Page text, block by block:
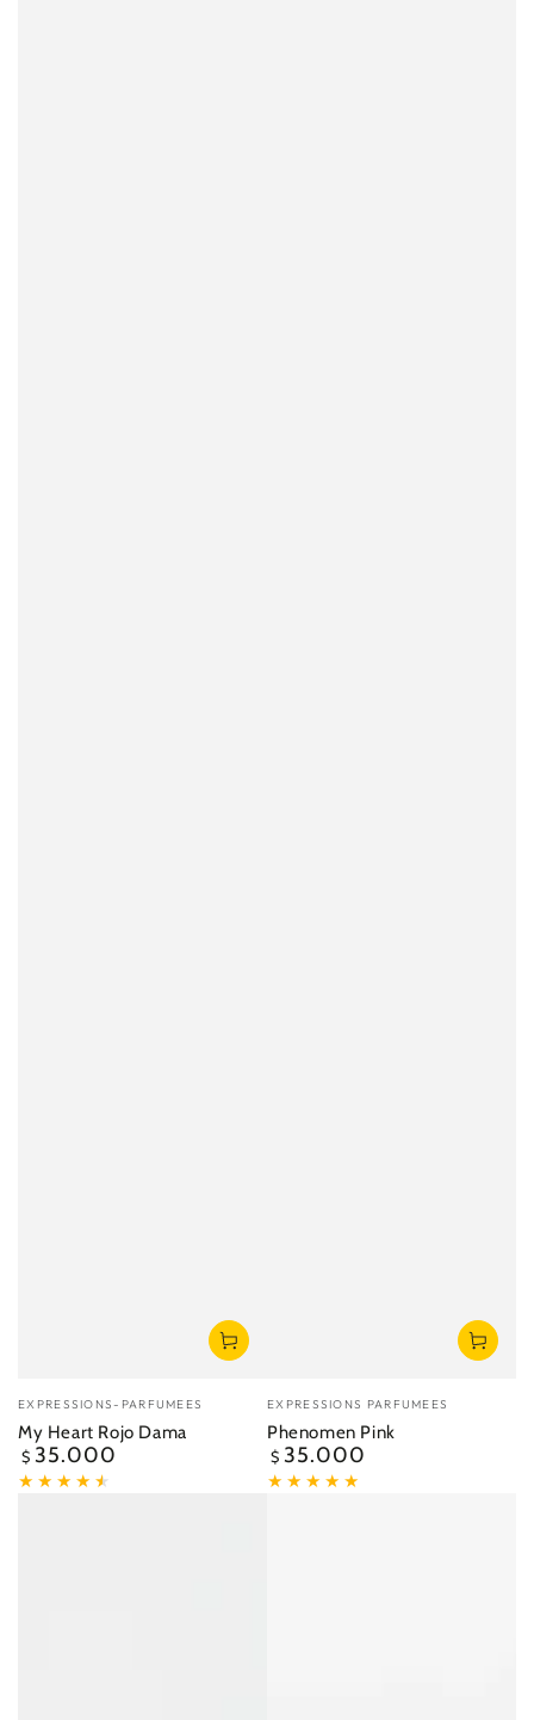
Vendedor:
EXPRESSIONS-PARFUMEES
My Heart Rojo Dama
Precio
regular
$ 35.000
Vendedor:
EXPRESSIONS PARFUMEES
Phenomen Pink
Precio
regular
$ 35.000